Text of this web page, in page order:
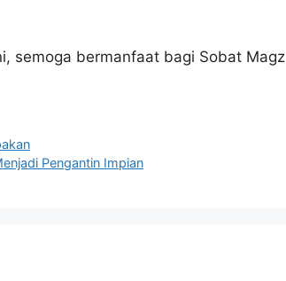
semoga bermanfaat bagi Sobat Magz
Pengantin Impian